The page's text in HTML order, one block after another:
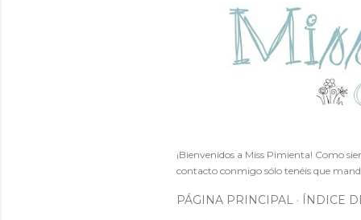
¡Bienvenidos a Miss Pimienta! Como
contacto conmigo sólo tenéis que
PÁGINA PRINCIPAL ÍNDICE